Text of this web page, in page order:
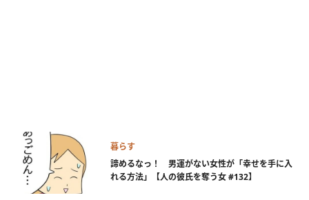
暮らす
諦めるなっ！ 男運がない女性が「幸せを手に入
れる方法」【人の彼氏を奪う女 #132】